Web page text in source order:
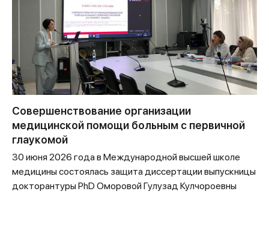
Совершенствование организации
медицинской помощи больным с первичной
глаукомой
30 июня 2026 года в Международной высшей школе
медицины состоялась защита диссертации выпускницы
докторантуры PhD Оморовой Гулузад Кулчороевны